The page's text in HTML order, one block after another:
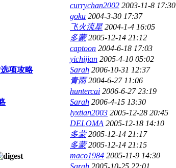
currychan2002 2003-11-8 17:30
goku 2004-3-30 17:37
飞火流星 2004-1-4 16:05
多蒙 2005-12-14 21:12
captoon 2004-6-18 17:03
yichijian 2005-4-10 05:02
项攻略 Sarah 2006-10-31 12:37
青雨 2004-6-27 11:06
huntercai 2006-6-27 23:19
Sarah 2006-4-15 13:30
lyxtian2003 2005-12-28 20:45
DELOMA 2005-12-18 14:10
多蒙 2005-12-14 21:17
多蒙 2005-12-14 21:15
maco1984 2005-11-9 14:30
Sarah 2005-10-25 22:01